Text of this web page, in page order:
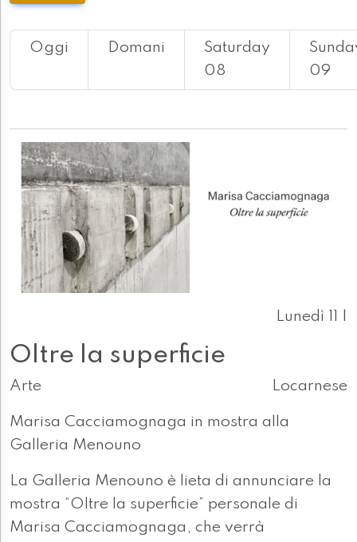
Oggi Domani
Saturday
08
09
Lunedì 11 |
Oltre la superficie
Arte Locarnese
Marisa Cacciamognaga in mostra alla
Galleria Menouno
La Galleria Menouno è lieta di annunciare la
mostra “Oltre la superficie” personale di
Marisa Cacciamognaga, che verrà